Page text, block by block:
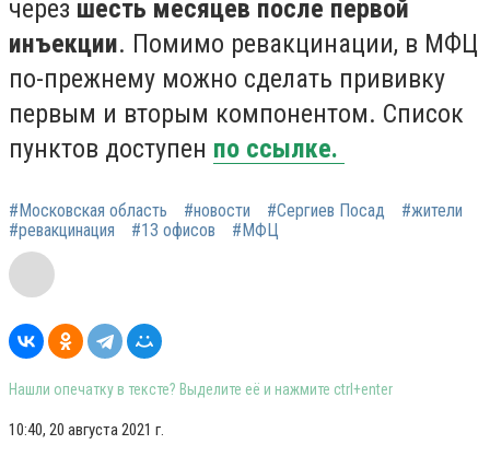
через шесть месяцев после первой
инъекции. Помимо ревакцинации, в МФЦ
по-прежнему можно сделать прививку
первым и вторым компонентом. Список
пунктов доступен по ссылке.
#Московская область #новости #Сергиев Посад
#жители
#ревакцинация
#13 офисов #МФЦ
Нашли опечатку в тексте? Выделите её и нажмите ctrl+enter
10:40, 20 августа 2021 г.